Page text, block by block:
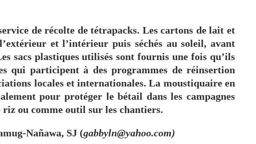
de récolte detétrapacks. Les cartons de lait et
et l’intérieur puis séchés au soleil, avant
sacs plastiquesutilisés sont fournis une fois qu’ils
qui participent à des programmes de réinsertion
locales et internationales. La moustiquaire en
pour protéger le bétail dans les campagnes
ou comme outil sur les chantiers.
Nañawa, SJ (gabbyln@yahoo.com)